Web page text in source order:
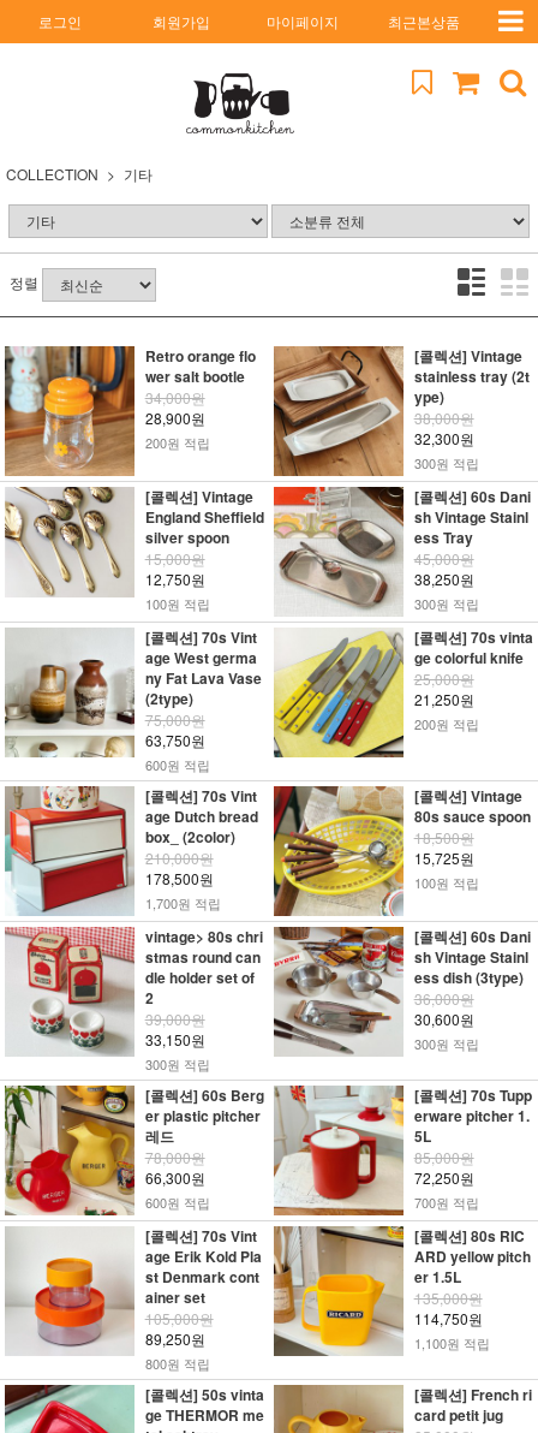
로그인 회원가입 마이페이지 최근본상품
COLLECTION 기타
정렬
Retro orange flo
wer salt bootle
34,000원
28,900원
200원 적립
[콜렉션] Vintage
stainless tray (2t
ype)
38,000원
32,300원
300원 적립
[콜렉션] Vintage
England Sheffield
silver spoon
15,000원
12,750원
100원 적립
[콜렉션] 60s Dani
sh Vintage Stainl
ess Tray
45,000원
38,250원
300원 적립
[콜렉션] 70s Vint
age West germa
ny Fat Lava Vase
(2type)
75,000원
63,750원
600원 적립
[콜렉션] 70s vinta
ge colorful knife
25,000원
21,250원
200원 적립
[콜렉션] 70s Vint
age Dutch bread
box_ (2color)
210,000원
178,500원
1,700원 적립
[콜렉션] Vintage
80s sauce spoon
18,500원
15,725원
100원 적립
vintage> 80s chri
stmas round can
dle holder set of
2
39,000원
33,150원
300원 적립
[콜렉션] 60s Dani
sh Vintage Stainl
ess dish (3type)
36,000원
30,600원
300원 적립
[콜렉션] 60s Berg
er plastic pitcher
레드
78,000원
66,300원
600원 적립
[콜렉션] 70s Tupp
erware pitcher 1.
5L
85,000원
72,250원
700원 적립
[콜렉션] 70s Vint
age Erik Kold Pla
st Denmark cont
ainer set
105,000원
89,250원
800원 적립
[콜렉션] 80s RIC
ARD yellow pitch
er 1.5L
135,000원
114,750원
1,100원 적립
[콜렉션] 50s vinta
ge THERMOR me
[콜렉션] French ri
card petit jug